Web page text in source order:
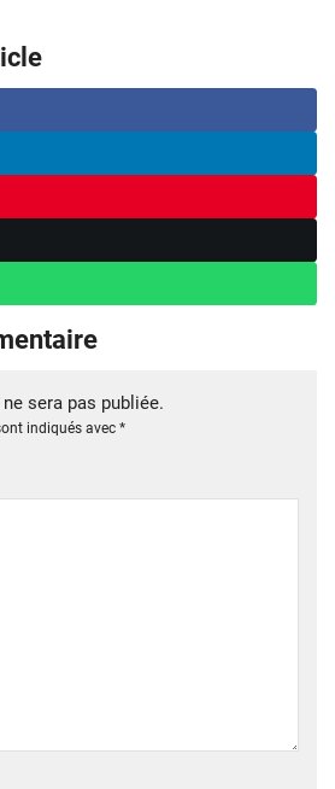
sera pas publiée.
indiqués avec *